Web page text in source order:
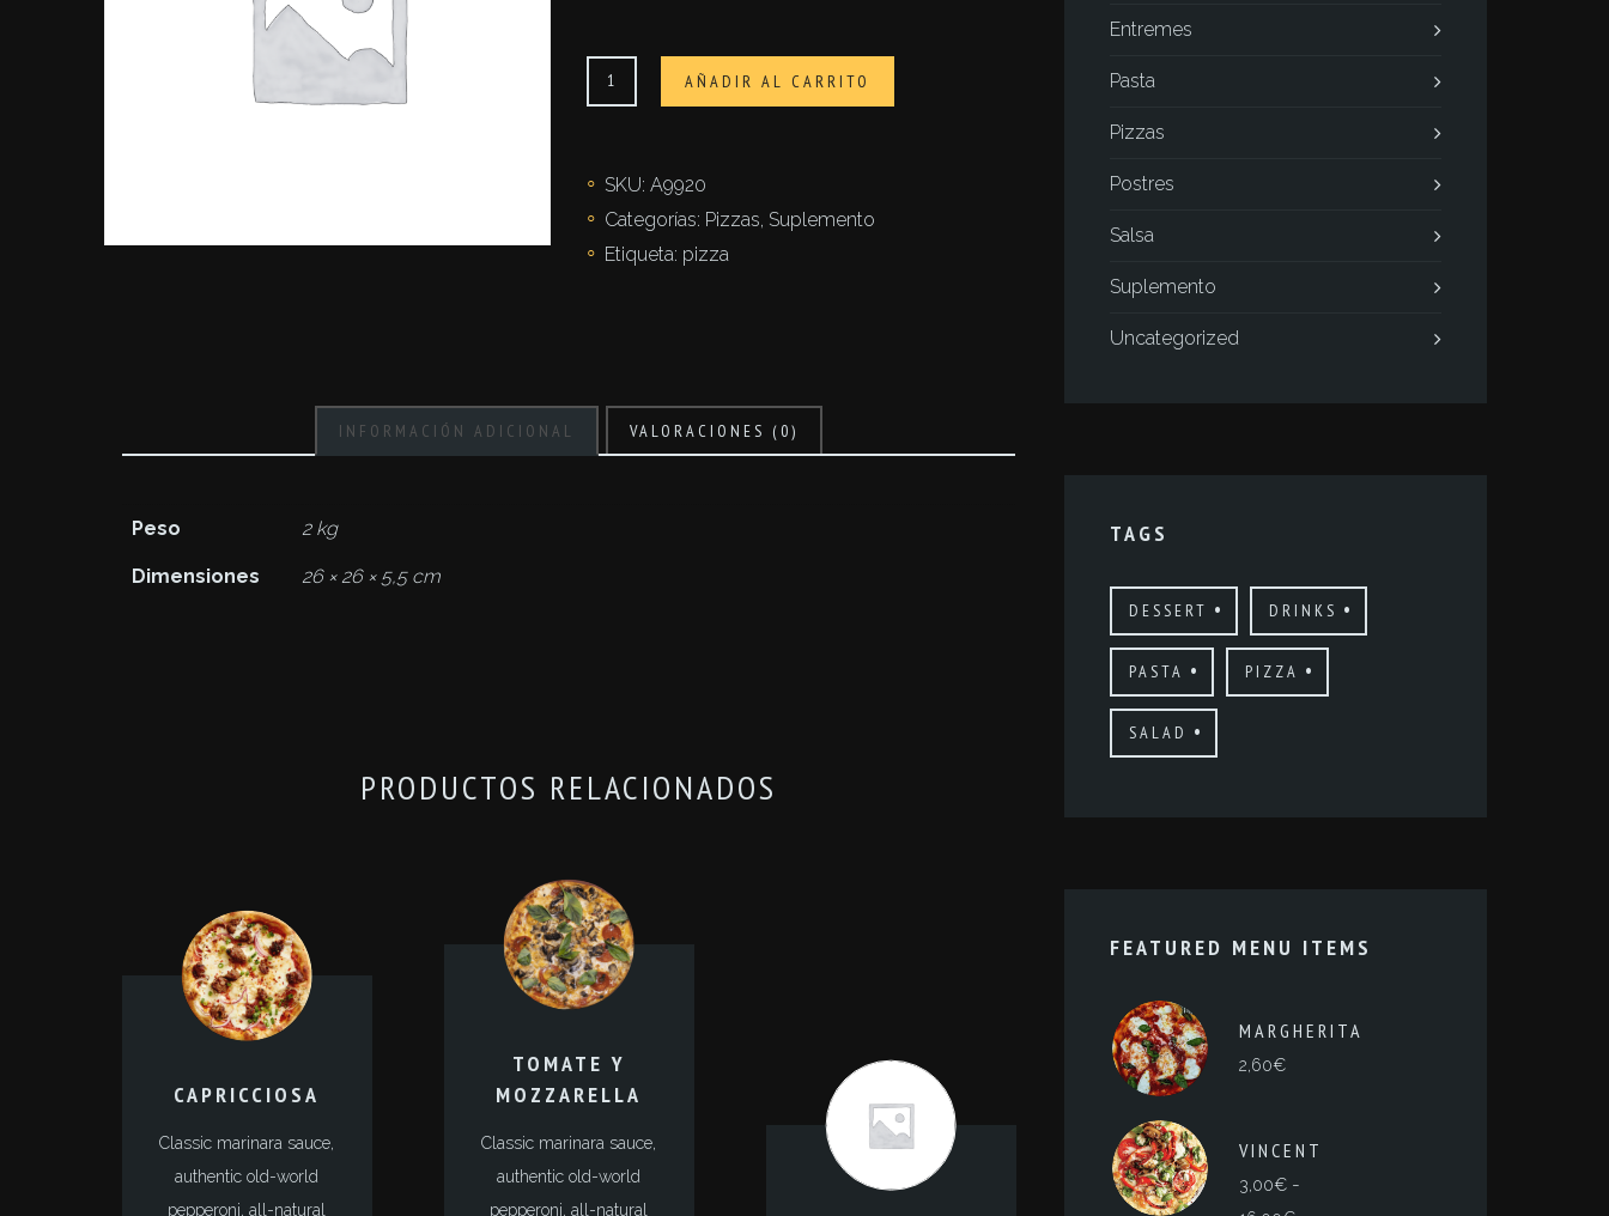
Ingrediente
extra
AÑADIR AL CARRITO
SKU:A9920
Categorías: Pizzas, Suplemento
Etiqueta: pizza
INFORMACIÓN ADICIONAL VALORACIONES (0)
Peso 2 kg
Dimensiones 26 × 26 × 5,5 cm
PRODUCTOS RELACIONADOS
CAPRICCIOSA
Classic marinara sauce,
authentic old-world
pepperoni, all-natural
TOMATE Y
MOZZARELLA
Classic marinara sauce,
authentic old-world
pepperoni, all-natural
Entremes
Pasta
Pizzas
Postres
Salsa
Suplemento
Uncategorized
TAGS
DESSERT DRINKS
PASTA PIZZA
SALAD
FEATURED MENU ITEMS
MARGHERITA
2,60€
VINCENT
3,00€ -